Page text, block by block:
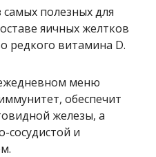
полезных для
яичных желтков
редкого витамина D.
меню
обеспечит
железы, а
сосудистой и